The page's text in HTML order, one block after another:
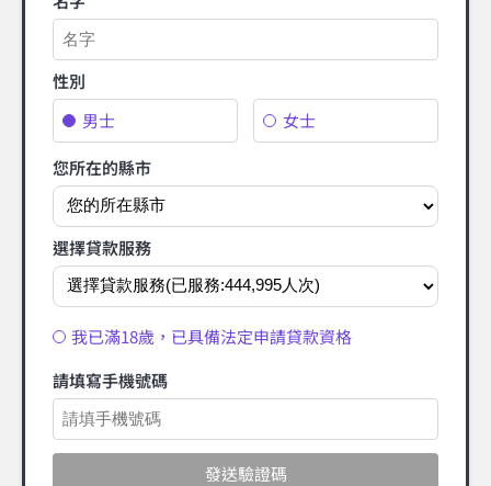
性別
男士
女士
您所在的縣市
選擇貸款服務
我已滿18歲，已具備法定申請貸款資格
請填寫手機號碼
發送驗證碼